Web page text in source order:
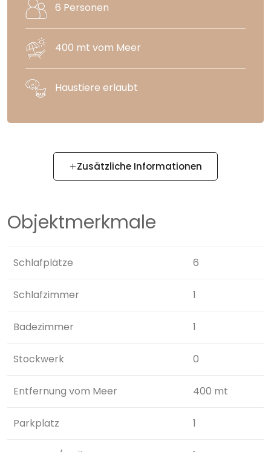
6 Personen
400 mt vom Meer
Haustiere erlaubt
Zusätzliche Informationen
Objektmerkmale
Schlafplätze 6
Schlafzimmer 1
Badezimmer 1
Stockwerk 0
Entfernung vom Meer 400 mt
Parkplatz 1